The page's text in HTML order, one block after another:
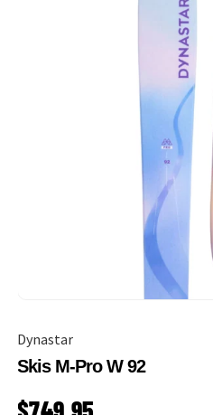
Dynastar
Skis M-Pro W 92
PRIX HABITUEL